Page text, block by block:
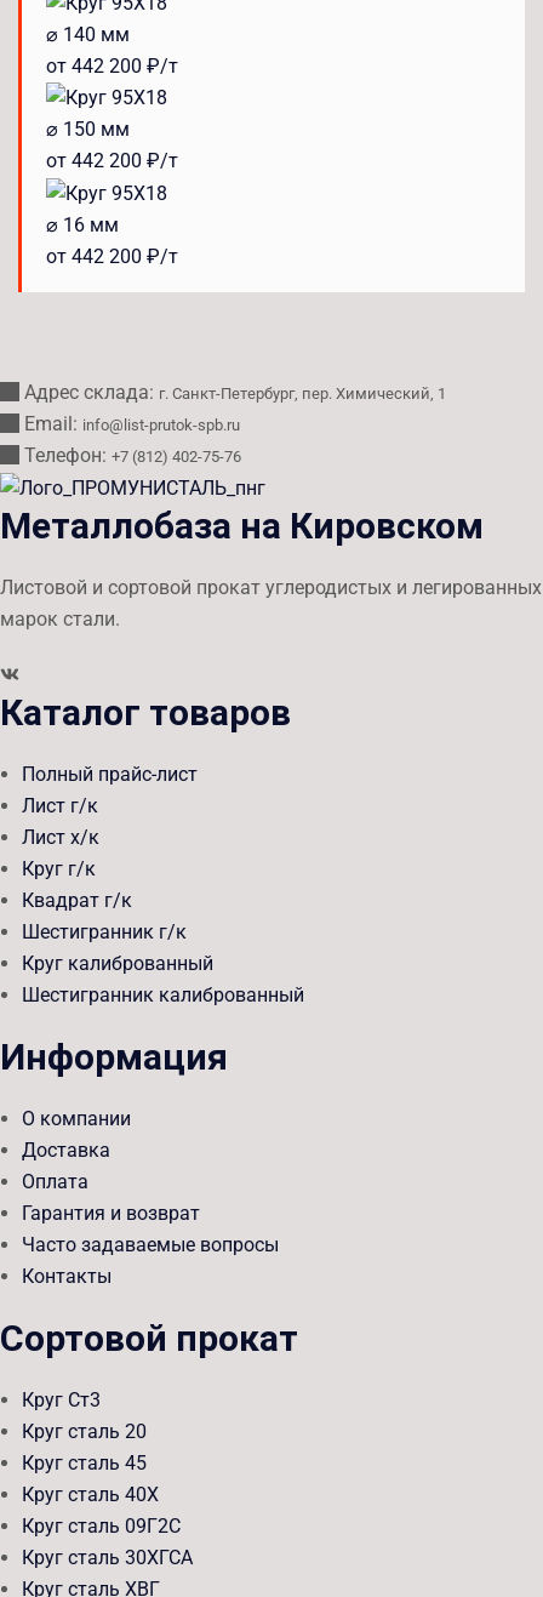
⌀ 140 мм
от 442 200 ₽/т
⌀ 150 мм
от 442 200 ₽/т
⌀ 16 мм
от 442 200 ₽/т
Адрес склада: г. Санкт-Петербург, пер. Химический, 1
Email: info@list-prutok-spb.ru
Телефон: +7 (812) 402-75-76
Металлобаза на Кировском
Листовой и сортовой прокат углеродистых и легированных
марок стали.
Каталог товаров
Полный прайс-лист
Лист г/к
Лист х/к
Круг г/к
Квадрат г/к
Шестигранник г/к
Круг калиброванный
Шестигранник калиброванный
Информация
О компании
Доставка
Оплата
Гарантия и возврат
Часто задаваемые вопросы
Контакты
Сортовой прокат
Круг Ст3
Круг сталь 20
Круг сталь 45
Круг сталь 40Х
Круг сталь 09Г2С
Круг сталь 30ХГСА
Круг сталь ХВГ